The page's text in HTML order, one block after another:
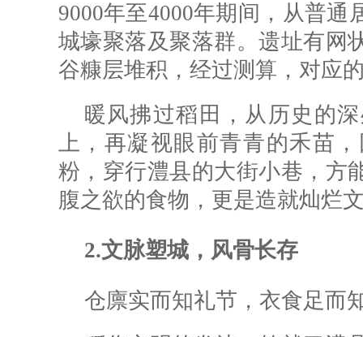
9000年至4000年期间，从普
城壕聚落及聚落群。遗址有网
谷糠层堆积，经过测算，对应
暖风拂过稻田，从历史的
上，再凝视眼前青青的禾苗
粉，穿行澧县的大街小巷，方
腹之欲的食物，更是造就灿烂
2.文脉塑城，风骨长存
仓廪实而知礼节，衣食足而